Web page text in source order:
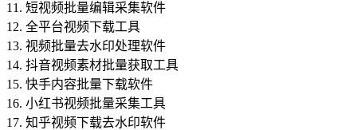
11. 短视频批量编辑采集软件
12. 全平台视频下载工具
13. 视频批量去水印处理软件
14. 抖音视频素材批量获取工具
15. 快手内容批量下载软件
16. 小红书视频批量采集工具
17. 知乎视频下载去水印软件